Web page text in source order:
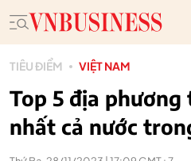
TIÊU ĐIỂM VIỆT NAM
Top 5 địa
nhất cả nước